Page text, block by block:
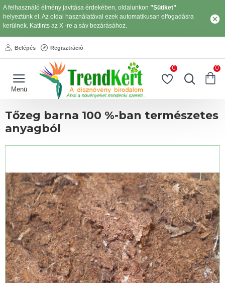
A felhasználó élmény javítása érdekében, oldalunkon ”Sütiket”
helyeztünk el. Az oldal használatával ezek automatikusan elfogadásra
kerülnek. Kattints az X -re a sáv bezárásához.
Belépés Regisztráció
0 0
Tőzeg barna 100 %-ban természetes
anyagból